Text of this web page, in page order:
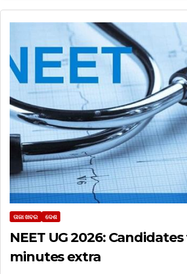
ତାଜା ଖବର ଦେଶ
NEET UG 2026:
minutes extra